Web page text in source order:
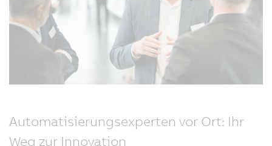
Automatisierungsexperten vor Ort: Ihr
Weg zur Innovation